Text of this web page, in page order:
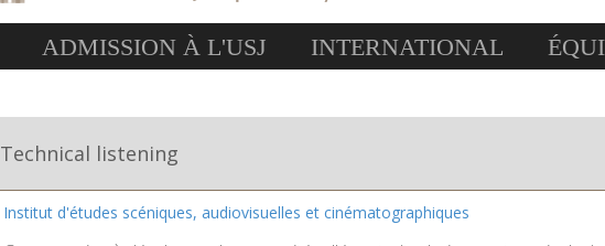
ADMISSION À L'USJ INTERNATIONAL
Technical listening
Institut d'études scéniques, audiovisuelles et cinématographiques